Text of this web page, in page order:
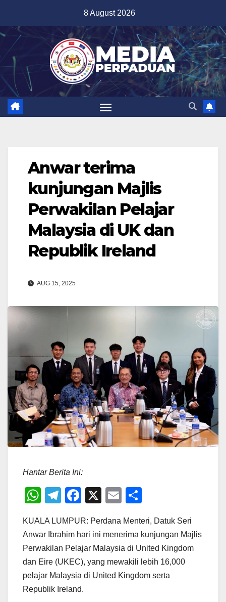
content
8 August 2026
Anwar terima
kunjungan Majlis
Perwakilan Pelajar
Malaysia di UK dan
Republik Ireland
AUG 15, 2025
Hantar Berita Ini:
W
at
s
A
p
p
T
e
gr
a
m
F
c
e
b
o
o
X
E
ail ar
e
KUALA LUMPUR: Perdana Menteri, Datuk Seri
Anwar Ibrahim hari ini menerima kunjungan Majlis
Perwakilan Pelajar Malaysia di United Kingdom
dan Eire (UKEC), yang mewakili lebih 16,000
pelajar Malaysia di United Kingdom serta
Republik Ireland.